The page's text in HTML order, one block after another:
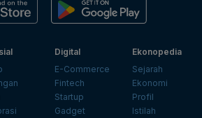
Digital
E-Commerce
Fintech
Startup
Gadget
Ekonopedia
Sejarah
Ekonomi
Profil
Istilah